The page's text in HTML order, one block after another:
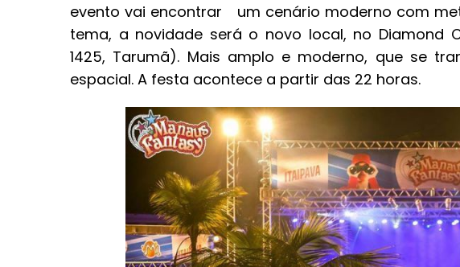
evento vai encontrar um cenário moderno com
tema, a novidade será o novo local, no Diamond
1425, Tarumã). Mais amplo e moderno, que se
espacial. A festa acontece a partir das 22 horas.